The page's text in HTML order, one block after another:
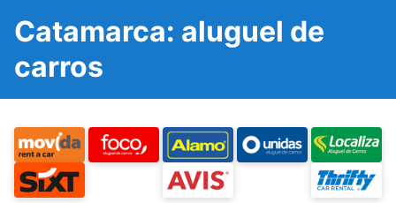
Catamarca: aluguel de
carros